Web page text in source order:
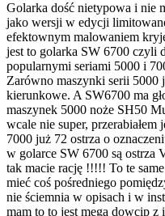
Golarka dość nietypowa i nie
jako wersji w edycji
efektownym malowaniem
jest to golarka SW 6700 czyli
popularnymi seriami 5000 i
Zarówno maszynki serii 5000
kierunkowe. A SW6700 ma
maszynek 5000 noże SH50
wcale nie super,
7000 już 72 ostrza o
w golarce SW 6700 są ostrza
tak macie rację !!!!! To te
mieć coś pośredniego
nie ściemnia w opisach i w
mam to to jest mega dowcip z